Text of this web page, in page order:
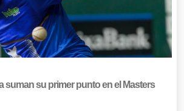
suman su primer punto en el Masters